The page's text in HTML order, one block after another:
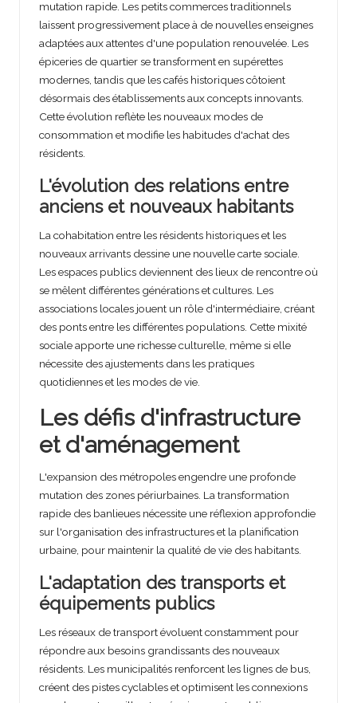
mutation rapide. Les petits commerces traditionnels
laissent progressivement place à de nouvelles enseignes
adaptées aux attentes d'une population renouvelée. Les
épiceries de quartier se transforment en supérettes
modernes, tandis que les cafés historiques côtoient
désormais des établissements aux concepts innovants.
Cette évolution reflète les nouveaux modes de
consommation et modifie les habitudes d'achat des
résidents.
L'évolution des relations entre
anciens et nouveaux habitants
La cohabitation entre les résidents historiques et les
nouveaux arrivants dessine une nouvelle carte sociale.
Les espaces publics deviennent des lieux de rencontre où
se mêlent différentes générations et cultures. Les
associations locales jouent un rôle d'intermédiaire, créant
des ponts entre les différentes populations. Cette mixité
sociale apporte une richesse culturelle, même si elle
nécessite des ajustements dans les pratiques
quotidiennes et les modes de vie.
Les défis d'infrastructure
et d'aménagement
L'expansion des métropoles engendre une profonde
mutation des zones périurbaines. La transformation
rapide des banlieues nécessite une réflexion approfondie
sur l'organisation des infrastructures et la planification
urbaine, pour maintenir la qualité de vie des habitants.
L'adaptation des transports et
équipements publics
Les réseaux de transport évoluent constamment pour
répondre aux besoins grandissants des nouveaux
résidents. Les municipalités renforcent les lignes de bus,
créent des pistes cyclables et optimisent les connexions